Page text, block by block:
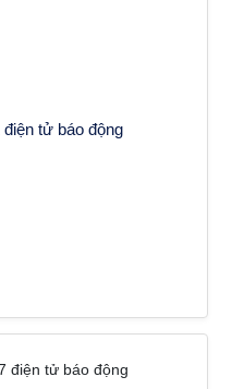
tử báo động